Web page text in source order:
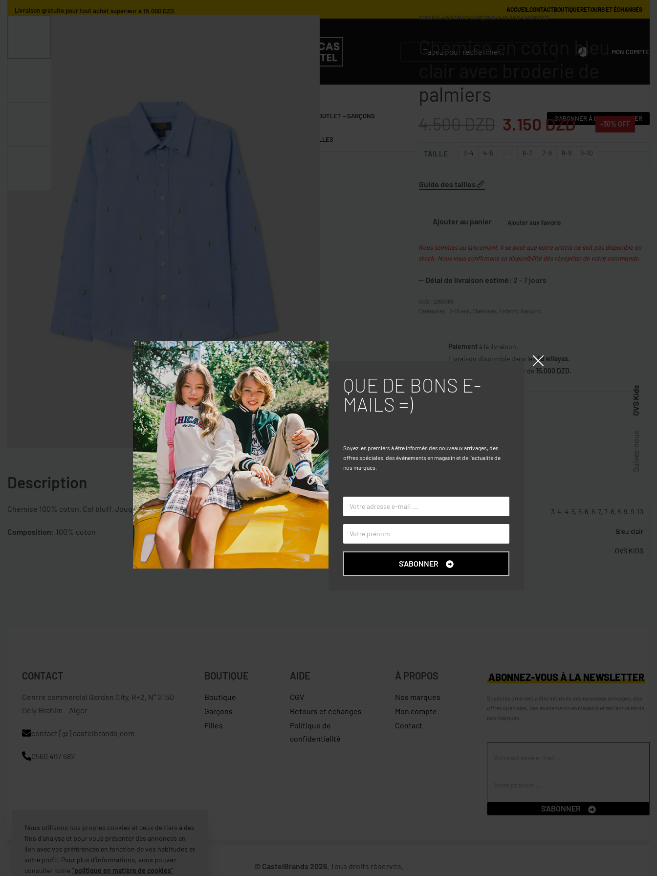
Livraison gratuite pour tout achat supérieur à 15.000 DZD. ACCUEILCONTACTBOUTIQUERETOURS ET ÉCHANGES
0 MON COMPTE
OUTLET – GARÇONS
FILLES 9-36 MOIS FILLES 3-10 ANS OUTLET – FILLES
S'ABONNER À LA NEWSLETTER
ACCUEIL›ENFANTS›GARÇONS›3-10 ANS›CHEMISES
2.800DZD
2.450 DZD
Chemise en coton bleu
palmiers
3.150 DZD -30% OFF
TAILLE 3-4 4-5 6-7 7-8 8-9 9-10
Guide des tailles
Ajouter au panier Ajouter aux favoris
Nous sommes au lancement, il se peut que votre article ne soit pas disponible en
stock. Nous vous confirmons sa disponibilité dès réception de votre commande.
— Délai de livraison estimé: 2 - 7 jours
2269369
Catégories : 3-10 ans Chemises Enfants Garçons
Paiement à la livraison.
Livraison disponible dans les58 wilayas.
à partir de 15.000 DZD.
Description
Chemise 100% coton. Col bluff. Joug au dos. Broderie de palmiers sur tous. Fixation des bouton.
Composition: 100% coton
3-4, 4-5, 5-6, 6-7, 7-8, 8-9, 9-10
COULEUR Bleu clair
MARQUE OVS KIDS
CONTACT
Centre commercial Garden City, R+2, N° 215D
Dely Brahim – Alger
contact [@] castelbrands.com
0560 497 682
BOUTIQUE
Boutique
Garçons
Filles
AIDE
CGV
Retours et échanges
Politique de
confidentialité
À PROPOS
Nos marques
Mon compte
Contact
ABONNEZ-VOUS À LA NEWSLETTER
Soyez les premiers à être informés des nouveaux arrivages, des
offres spéciales, des événements en magasin et de l’actualité de
nos marques
S'ABONNER
© CastelBrands 2026. Tous droits réservés.
Suivez-nous
OVS Kids
Nous utilisons nos propres cookies et ceux de tiers à des
fins d’analyse et pour vous présenter des annonces en
lien avec vos préférences en fonction de vos habitudes et
votre profil. Pour plus d’informations, vous pouvez
consulter notre"politique en matière de cookies"
QUE DE BONS E-
MAILS =)
Soyez les premiers à être informés des nouveaux arrivages, des
offres spéciales, des événements en magasin et de l’actualité de
nos marques.
S'ABONNER